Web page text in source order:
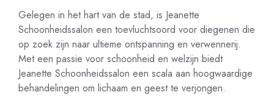
Gelegen in het hart van de stad, is Jeanette
Schoonheidssalon een toevluchtsoord voor diegenen die
op zoek zijn naar ultieme ontspanning en verwennerij.
Met een passie voor schoonheid en welzijn biedt
Jeanette Schoonheidssalon een scala aan hoogwaardige
behandelingen om lichaam en geest te verjongen.